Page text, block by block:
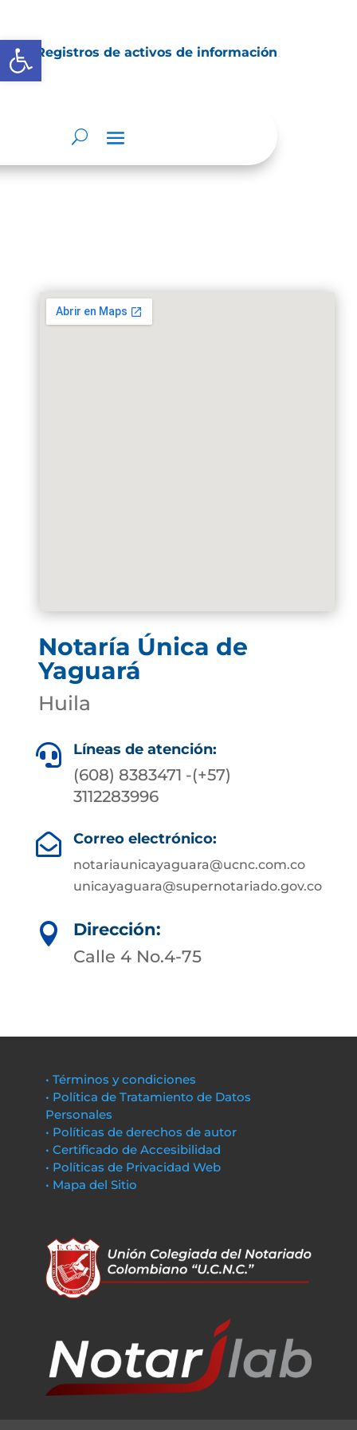
Abrir barra de herramientas
Registros de activos de información
Notaría Única de
Yaguará
Huila
 Líneas de atención:
(608) 8383471 -(+57)
3112283996
 Correo electrónico:
notariaunicayaguara@ucnc.com.co
unicayaguara@supernotariado.gov.co

Dirección:
Calle 4 No.4-75
• Términos y condiciones
• Política de Tratamiento de Datos
Personales
• Políticas de derechos de autor
• Certificado de Accesibilidad
• Políticas de Privacidad Web
• Mapa del Sitio